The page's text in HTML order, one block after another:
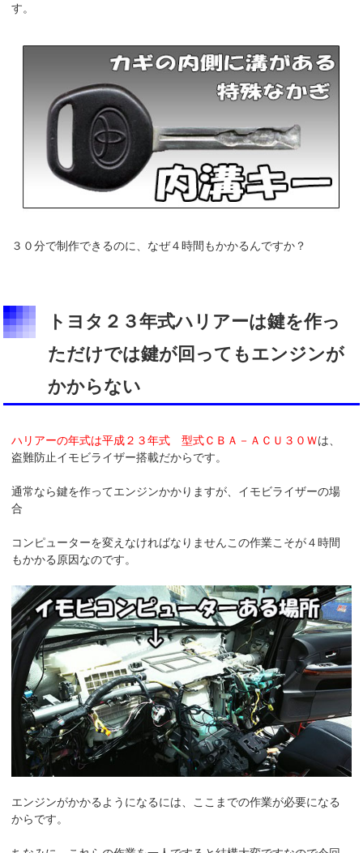
す。
３０分で制作できるのに、なぜ４時間もかかるんですか？
トヨタ２３年式ハリアーは鍵を作っ
ただけでは鍵が回ってもエンジンが
かからない
ハリアーの年式は平成２３年式 型式ＣＢＡ－ＡＣＵ３０Ｗは、
盗難防止イモビライザー搭載だからです。
通常なら鍵を作ってエンジンかかりますが、イモビライザーの場
合
コンピューターを変えなければなりませんこの作業こそが４時間
もかかる原因なのです。
エンジンがかかるようになるには、ここまでの作業が必要になる
からです。